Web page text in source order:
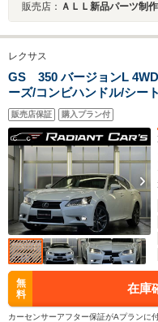
販売店： ＡＬＬ新品パーツ制作カスタムカー専門店 ＴＲ
レクサス
GS 350 バージョンL
ーズ/コンビハンドル/シー
電動トランク/電動サンシ
ンサー/ヘッドアップディ
HDDナビTV/ETC車載器
販売店保証 購入プラン付
無
料
在庫
カーセンサーアフター保証がAプランに